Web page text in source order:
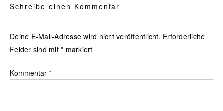
Schreibe einen Kommentar
Deine E-Mail-Adresse wird nicht veröffentlicht. Erforderliche
Felder sind mit * markiert
Kommentar *